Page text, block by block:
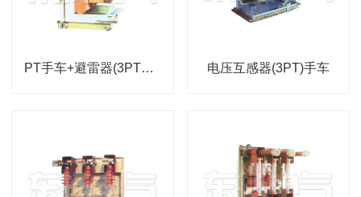
PT手车+避雷器(3PT+BLQ)手车 电压互感器(3PT)手车